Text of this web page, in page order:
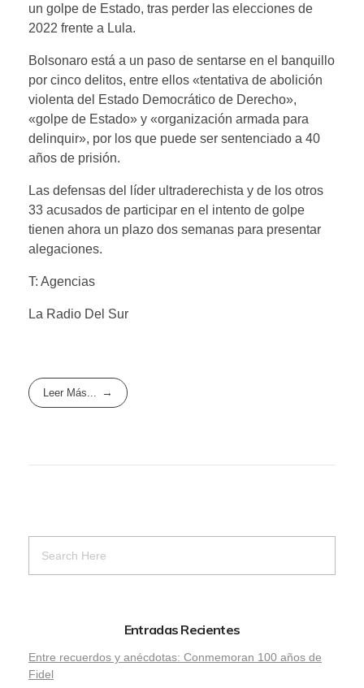
un golpe de Estado, tras perder las elecciones de
2022 frente a Lula.
Bolsonaro está a un paso de sentarse en el banquillo
por cinco delitos, entre ellos «tentativa de abolición
violenta del Estado Democrático de Derecho»,
«golpe de Estado» y «organización armada para
delinquir», por los que puede ser sentenciado a 40
años de prisión.
Las defensas del líder ultraderechista y de los otros
33 acusados de participar en el intento de golpe
tienen ahora un plazo dos semanas para presentar
alegaciones.
T: Agencias
La Radio Del Sur
Leer Más...
Entradas Recientes
Entre recuerdos y anécdotas: Conmemoran 100 años de
Fidel